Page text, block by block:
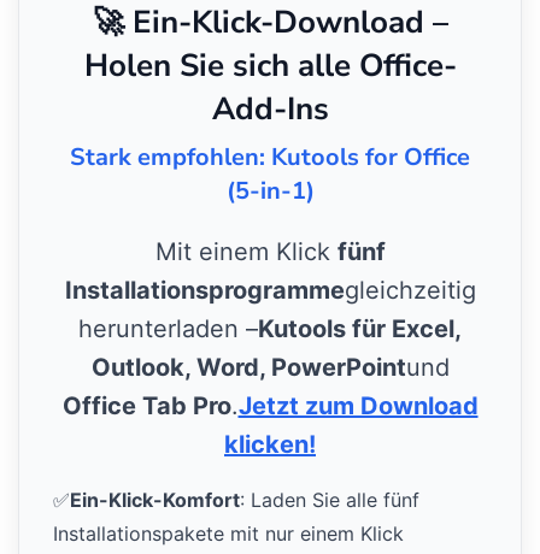
🚀 Ein-Klick-Download –
Holen Sie sich alle Office-
Add-Ins
Stark empfohlen: Kutools for Office
(5-in-1)
Mit einem Klick fünf
Installationsprogrammegleichzeitig
herunterladen –Kutools für Excel,
Outlook, Word, PowerPointund
Office Tab Pro.Jetzt zum Download
klicken!
✅Ein-Klick-Komfort: Laden Sie alle fünf
Installationspakete mit nur einem Klick